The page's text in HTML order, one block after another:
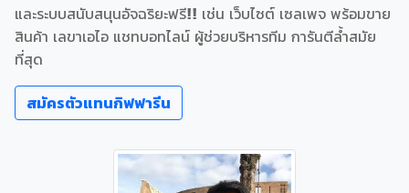
และระบบสนับสนุนอัจฉริยะฟรี!! เช่น เว็บไซต์ เซลเพจ พร้อมขาย
สินค้า เลขาเอไอ แชทบอทไลน์ ผู้ช่วยบริหารทีม การันตีล้ำสมัย
ที่สุด
สมัครตัวแทนกิฟฟารีน